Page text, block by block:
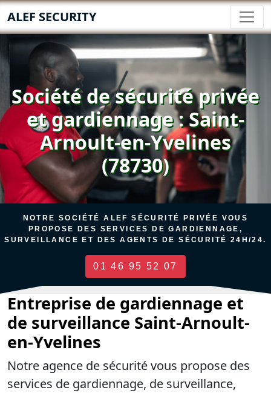
ALEF SECURITY
Société de sécurité privée
et gardiennage : Saint-
Arnoult-en-Yvelines
(78730)
NOTRE SOCIÉTÉ ALEF SÉCURITÉ PRIVÉE VOUS
PROPOSE DES SERVICES DE GARDIENNAGE,
SURVEILLANCE ET DES AGENTS DE SÉCURITÉ 24H/24.
01 46 95 52 07
Entreprise de gardiennage et
de surveillance Saint-Arnoult-
en-Yvelines
Notre agence de sécurité vous propose des
services de gardiennage, de surveillance,